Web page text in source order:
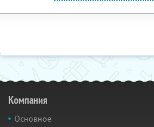
Компания
Основное